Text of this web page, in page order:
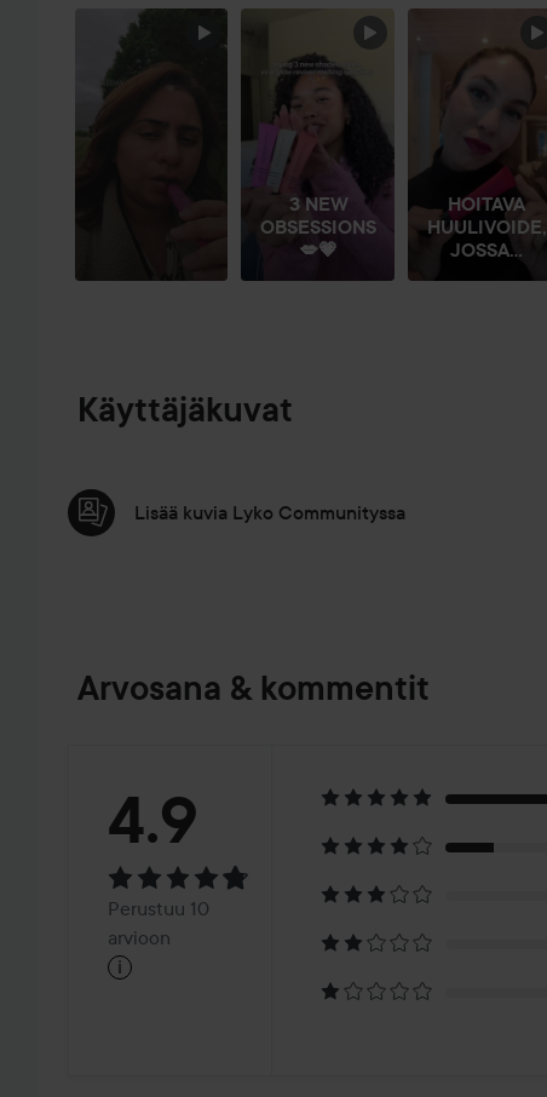
OHITA OSIO
3 NEW
OBSESSIONS
💋💗
HOITAVA
HUULIVOIDE,
JOSSA...
Käyttäjäkuvat
Lisää kuvia Lyko Communityssa
Arvosana & kommentit
Arvosana:
4.9Perustuu
10
4.9
Perustuu 10
arvioon
i